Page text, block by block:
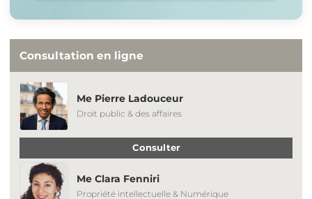
Consultation en ligne
Me Pierre Ladouceur
Droit public & des affaires
Consulter
Me Clara Fenniri
Propriété intellectuelle & Numérique